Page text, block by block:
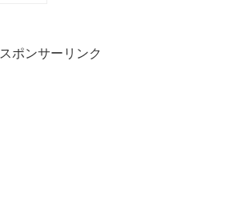
スポンサーリンク